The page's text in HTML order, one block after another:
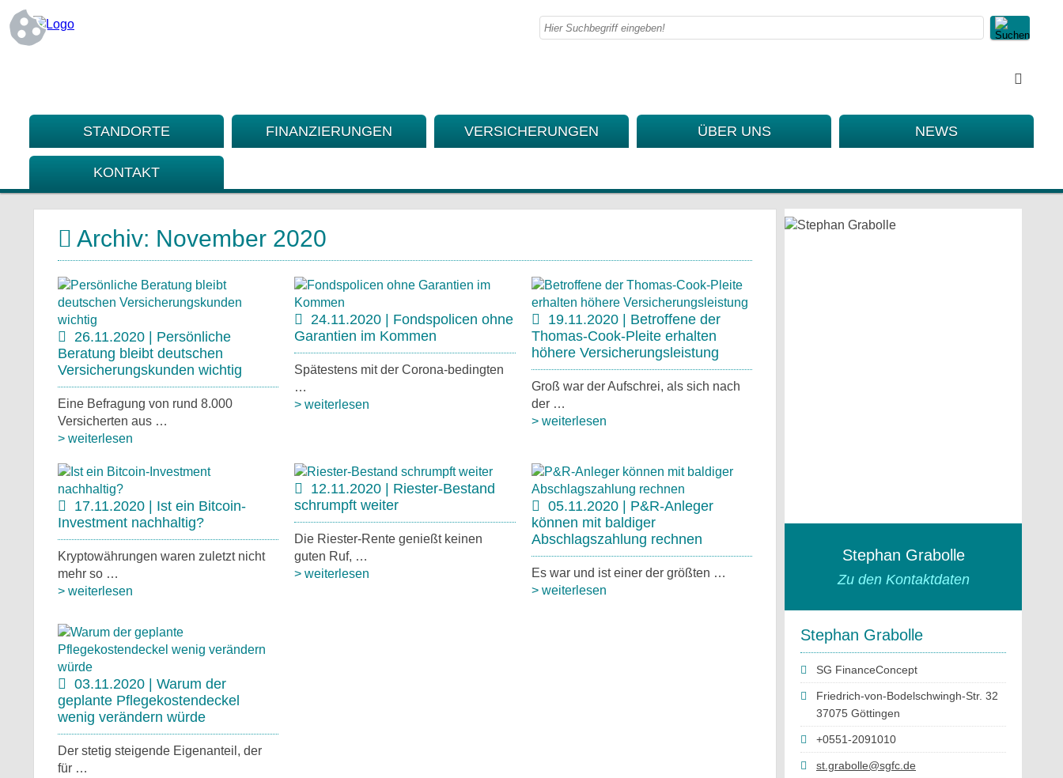
STANDORTE FINANZIERUNGEN VERSICHERUNGEN ÜBER UNS NEWS
KONTAKT
Stephan Grabolle
Zu den Kontaktdaten
Stephan Grabolle
SG FinanceConcept
Friedrich-von-Bodelschwingh-Str. 32
37075 Göttingen
+0551-2091010
st.grabolle@sgfc.de
Archiv: November 2020
26.11.2020 | Persönliche
Beratung bleibt deutschen
Versicherungskunden wichtig
Eine Befragung von rund 8.000
Versicherten aus …
> weiterlesen
24.11.2020 | Fondspolicen ohne
Garantien im Kommen
Spätestens mit der Corona-bedingten
…
> weiterlesen
19.11.2020 | Betroffene der
Thomas-Cook-Pleite erhalten
höhere Versicherungsleistung
Groß war der Aufschrei, als sich nach
der …
> weiterlesen
17.11.2020 | Ist ein Bitcoin-
Investment nachhaltig?
Kryptowährungen waren zuletzt nicht
mehr so …
> weiterlesen
12.11.2020 | Riester-Bestand
schrumpft weiter
Die Riester-Rente genießt keinen
guten Ruf, …
> weiterlesen
05.11.2020 | P&R-Anleger
können mit baldiger
Abschlagszahlung rechnen
Es war und ist einer der größten …
> weiterlesen
03.11.2020 | Warum der
geplante Pflegekostendeckel
wenig verändern würde
Der stetig steigende Eigenanteil, der
für …